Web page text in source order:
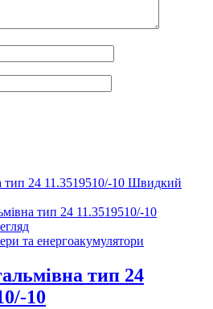
Швидкий
та енергоакумулятори
тип 24
10